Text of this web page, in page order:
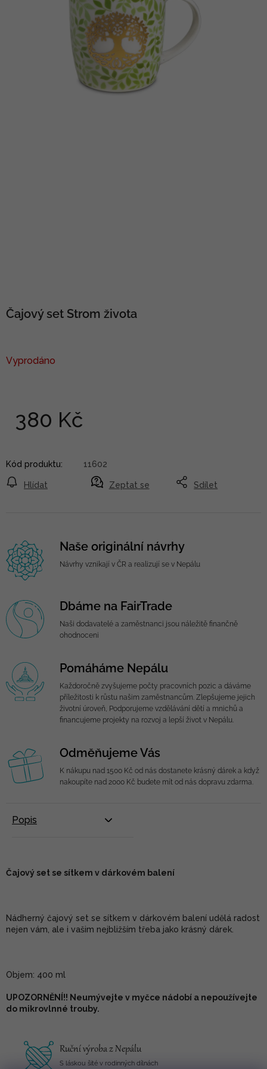
Čajový set Strom života
Vyprodáno
380 Kč
Zeptat se
Hlídat Sdílet
Kód produktu: 11602
Naše originální návrhy
Návrhy vznikají v ČR a realizují se v Nepálu
Dbáme na FairTrade
Naši dodavatelé a zaměstnanci jsou náležitě finančně
ohodnoceni
Pomáháme Nepálu
Každoročně zvyšujeme počty pracovních pozic a dáváme
příležitosti k růstu našim zaměstnancům. Zlepšujeme jejich
životní úroveň, Podporujeme vzdělávání dětí a mnichů a
financujeme projekty na rozvoj a lepší život v Nepálu.
Odměňujeme Vás
K nákupu nad 1500 Kč od nás dostanete krásný dárek a když
nakoupíte nad 2000 Kč budete mít od nás dopravu zdarma.
Popis
Čajový set se sítkem v dárkovém balení
Nádherný čajový set se sítkem v dárkovém balení udělá radost
nejen vám, ale i vašim nejbližším třeba jako krásný dárek.
Objem: 400 ml
UPOZORNĚNÍ!! Neumývejte v myčce nádobí a nepoužívejte
do mikrovlnné trouby.
Ruční výroba z Nepálu
S láskou šité v rodinných dílnách